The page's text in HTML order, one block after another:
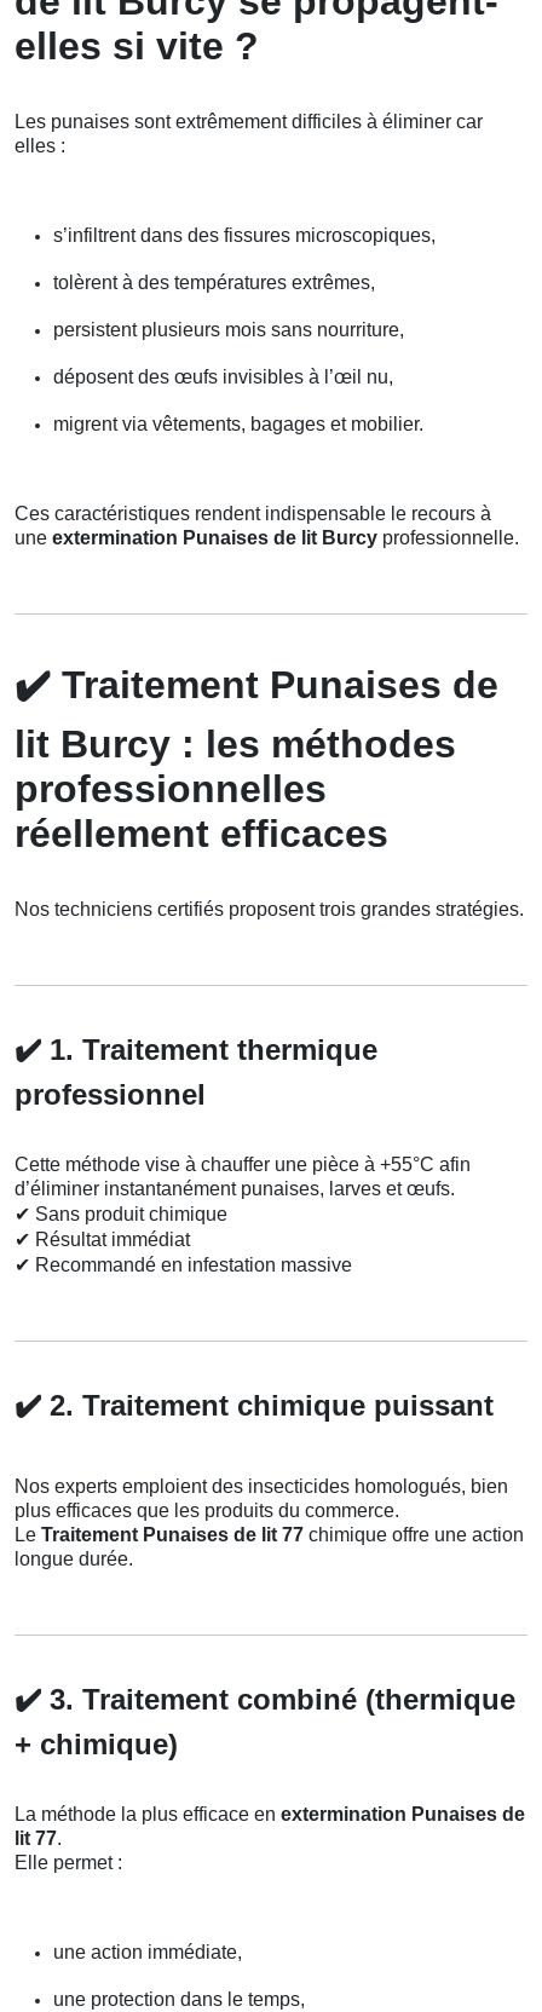
elles si vite ?
Les punaises sont extrêmement difficiles à éliminer car
elles :
s’infiltrent dans des fissures microscopiques,
tolèrent à des températures extrêmes,
persistent plusieurs mois sans nourriture,
déposent des œufs invisibles à l’œil nu,
migrent via vêtements, bagages et mobilier.
Ces caractéristiques rendent indispensable le recours à
une extermination Punaises de lit Burcy professionnelle.
✔️ Traitement Punaises de
lit Burcy : les méthodes
professionnelles
réellement efficaces
Nos techniciens certifiés proposent trois grandes stratégies.
✔️ 1. Traitement thermique
professionnel
Cette méthode vise à chauffer une pièce à +55°C afin
d’éliminer instantanément punaises, larves et œufs.
✔ Sans produit chimique
✔ Résultat immédiat
✔ Recommandé en infestation massive
✔️ 2. Traitement chimique puissant
Nos experts emploient des insecticides homologués, bien
plus efficaces que les produits du commerce.
Le Traitement Punaises de lit 77 chimique offre une action
longue durée.
✔️ 3. Traitement combiné (thermique
+ chimique)
La méthode la plus efficace en extermination Punaises de
lit 77.
Elle permet :
une action immédiate,
une protection dans le temps,